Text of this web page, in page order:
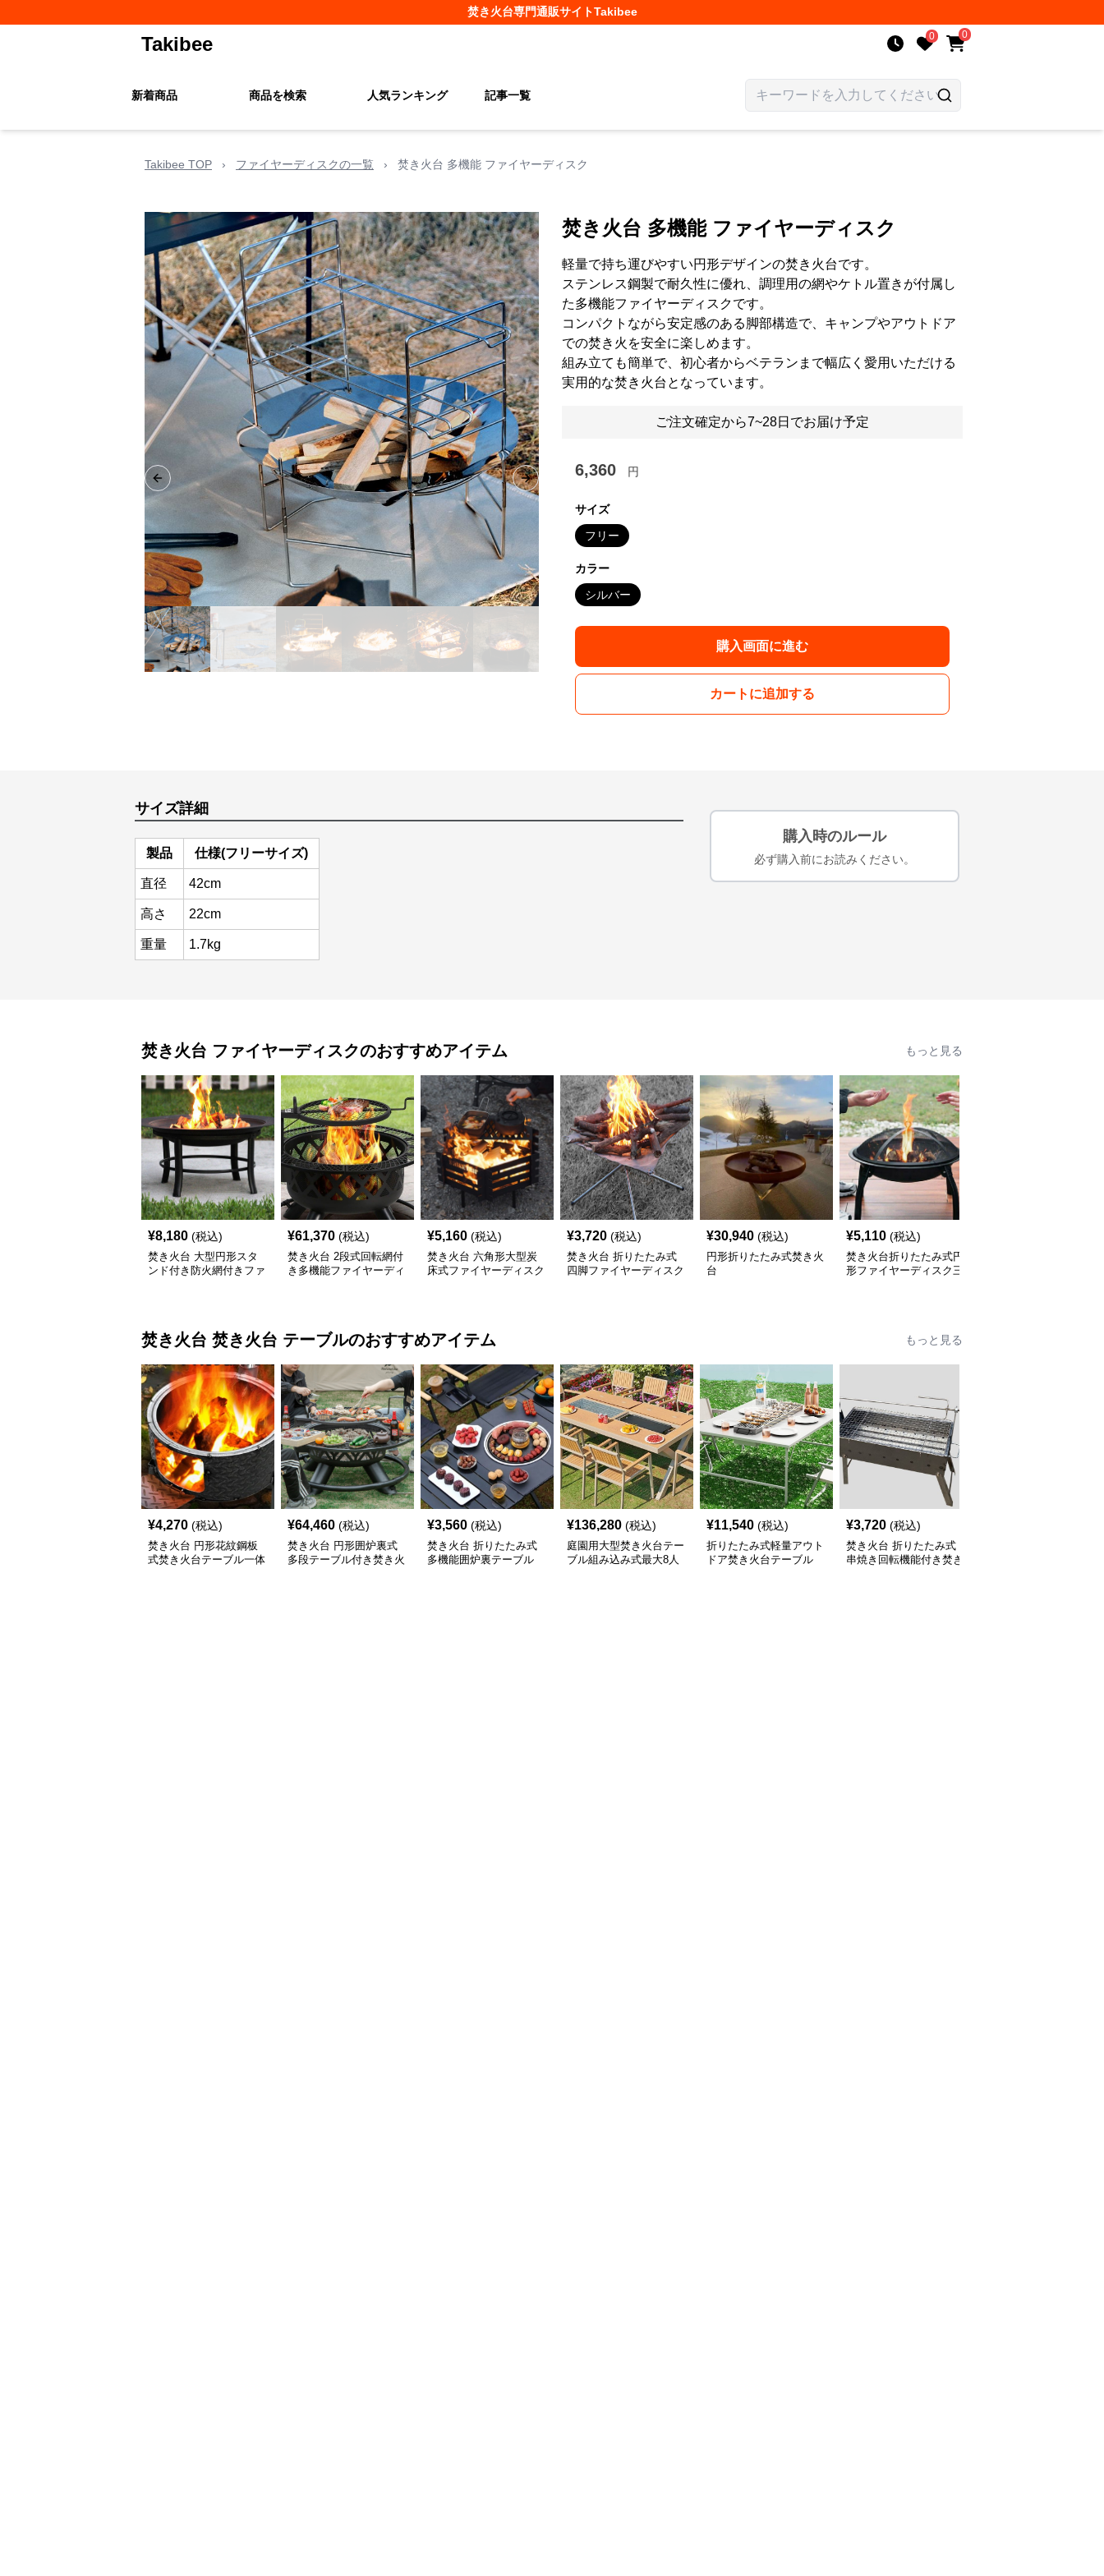
焚き火台専門通販サイトTakibee
Takibee 0 0
新着商品 商品を検索 人気ランキング 記事一覧
Takibee TOP › ファイヤーディスクの一覧 › 焚き火台 多機能 ファイヤーディスク
Previous slide Next slide
焚き火台 多機能 ファイヤーディスク
軽量で持ち運びやすい円形デザインの焚き火台です。
ステンレス鋼製で耐久性に優れ、調理用の網やケトル置きが付属し
た多機能ファイヤーディスクです。
コンパクトながら安定感のある脚部構造で、キャンプやアウトドア
での焚き火を安全に楽しめます。
組み立ても簡単で、初心者からベテランまで幅広く愛用いただける
実用的な焚き火台となっています。
ご注文確定から7~28日でお届け予定
6,360 円
サイズ
フリー
カラー
シルバー
購入画面に進む
カートに追加する
サイズ詳細
製品 仕様(フリーサイズ)
直径 42cm
高さ 22cm
重量 1.7kg
購入時のルール
必ず購入前にお読みください。
焚き火台 ファイヤーディスクのおすすめアイテム もっと見る
¥8,180 (税込)
焚き火台 大型円形スタ
ンド付き防火網付きファ
¥61,370 (税込)
焚き火台 2段式回転網付
き多機能ファイヤーディ
¥5,160 (税込)
焚き火台 六角形大型炭
床式ファイヤーディスク
¥3,720 (税込)
焚き火台 折りたたみ式
四脚ファイヤーディスク
¥30,940 (税込)
円形折りたたみ式焚き火
台
¥5,110 (税込)
焚き火台折りたたみ式円
形ファイヤーディスク三
焚き火台 焚き火台 テーブルのおすすめアイテム もっと見る
¥4,270 (税込)
焚き火台 円形花紋鋼板
式焚き火台テーブル一体
¥64,460 (税込)
焚き火台 円形囲炉裏式
多段テーブル付き焚き火
¥3,560 (税込)
焚き火台 折りたたみ式
多機能囲炉裏テーブル
¥136,280 (税込)
庭園用大型焚き火台テー
ブル組み込み式最大8人
¥11,540 (税込)
折りたたみ式軽量アウト
ドア焚き火台テーブル
¥3,720 (税込)
焚き火台 折りたたみ式
串焼き回転機能付き焚き